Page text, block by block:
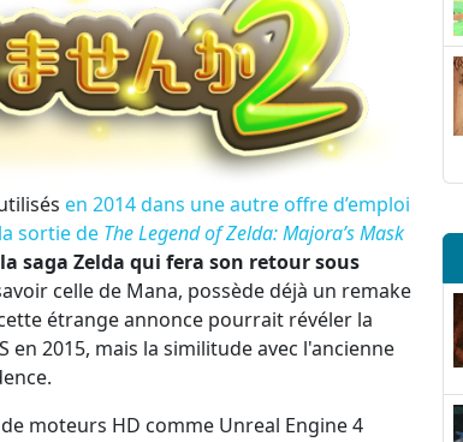
en 2014 dans une autre offre d’emploi
sortie de The Legend of Zelda: Majora’s Mask
saga Zelda qui fera son retour sous
celle de Mana, possède déjà un remake
étrange annonce pourrait révéler la
2015, mais la similitude avec l'ancienne
moteurs HD comme Unreal Engine 4